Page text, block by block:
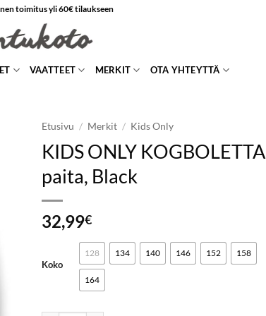
toimitus yli 60€ tilaukseen
VAATTEET MERKIT OTA YHTEYTTÄ
Etusivu / Merkit / Kids Only
KIDS ONLY KOGBOLETTA
paita, Black
32,99€
Koko
128 134 140 146 152 158
164